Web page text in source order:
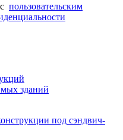
пользовательским
зданий
под сэндвич-